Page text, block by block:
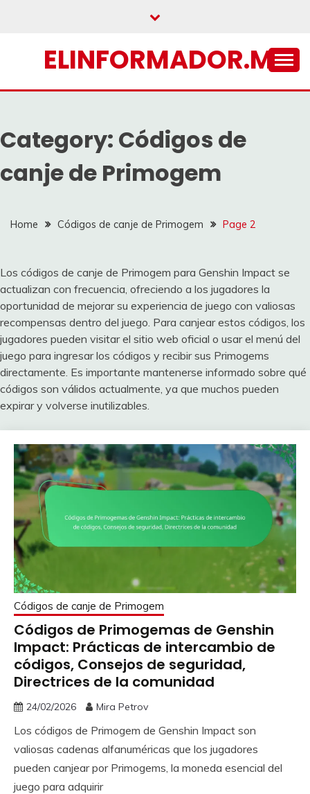
ELINFORMADOR.MX
Category: Códigos de
canje de Primogem
Home Códigos de canje de Primogem Page 2
Los códigos de canje de Primogem para Genshin Impact se
actualizan con frecuencia, ofreciendo a los jugadores la
oportunidad de mejorar su experiencia de juego con valiosas
recompensas dentro del juego. Para canjear estos códigos, los
jugadores pueden visitar el sitio web oficial o usar el menú del
juego para ingresar los códigos y recibir sus Primogems
directamente. Es importante mantenerse informado sobre qué
códigos son válidos actualmente, ya que muchos pueden
expirar y volverse inutilizables.
Códigos de canje de Primogem
Códigos de Primogemas de Genshin
Impact: Prácticas de intercambio de
códigos, Consejos de seguridad,
Directrices de la comunidad
24/02/2026 Mira Petrov
Los códigos de Primogem de Genshin Impact son
valiosas cadenas alfanuméricas que los jugadores
pueden canjear por Primogems, la moneda esencial del
juego para adquirir